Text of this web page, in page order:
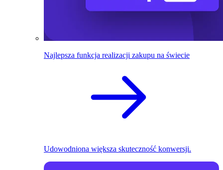
Najlepsza funkcja realizacji zakupu na świecie
Udowodniona większa skuteczność konwersji.